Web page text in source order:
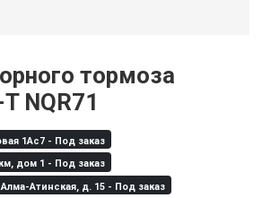
тормоза
NQR71
1Ас7 - Под заказ
дом 1 - Под заказ
Атинская, д. 15 - Под заказ